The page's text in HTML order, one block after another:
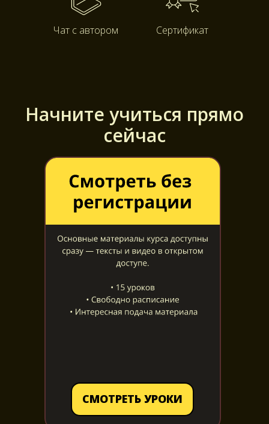
Сертификат
Чат с автором
Начните учиться прямо
сейчас
СМОТРЕТЬ УРОКИ